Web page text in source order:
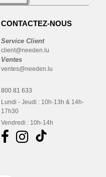
CONTACTEZ-NOUS
Service Client
client@needen.lu
Ventes
ventes@needen.lu
800 81 633
Lundi - Jeudi : 10h-13h & 14h-
17h30
Vendredi : 10h-14h